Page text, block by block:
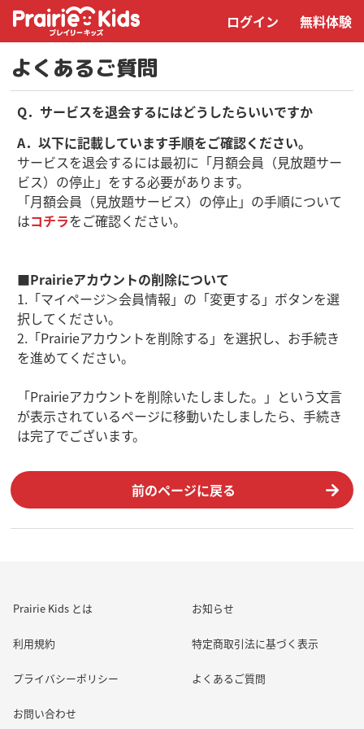
ログイン 無料体験
よくあるご質問
Q．サービスを退会するにはどうしたらいいですか
A．以下に記載しています手順をご確認ください。
サービスを退会するには最初に「月額会員（見放題サー
ビス）の停止」をする必要があります。
「月額会員（見放題サービス）の停止」の手順について
はコチラをご確認ください。
■Prairieアカウントの削除について
1.「マイページ＞会員情報」の「変更する」ボタンを選
択してください。
2.「Prairieアカウントを削除する」を選択し、お手続き
を進めてください。
「Prairieアカウントを削除いたしました。」という文言
が表示されているページに移動いたしましたら、手続き
は完了でございます。
前のページに戻る
Prairie Kids とは お知らせ
利用規約 特定商取引法に基づく表示
プライバシーポリシー よくあるご質問
お問い合わせ